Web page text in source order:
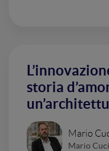
storia
Mario
Mario